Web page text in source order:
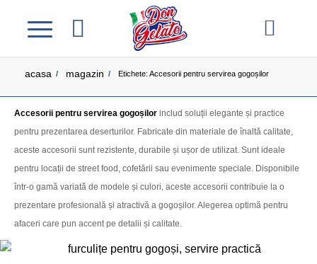
acasa / magazin / Etichete: Accesorii pentru servirea gogoșilor
Accesorii pentru servirea gogoșilor includ soluții elegante și practice
pentru prezentarea deserturilor. Fabricate din materiale de înaltă calitate,
aceste accesorii sunt rezistente, durabile și ușor de utilizat. Sunt ideale
pentru locații de street food, cofetării sau evenimente speciale. Disponibile
într-o gamă variată de modele și culori, aceste accesorii contribuie la o
prezentare profesională și atractivă a gogoșilor. Alegerea optimă pentru
afaceri care pun accent pe detalii și calitate.